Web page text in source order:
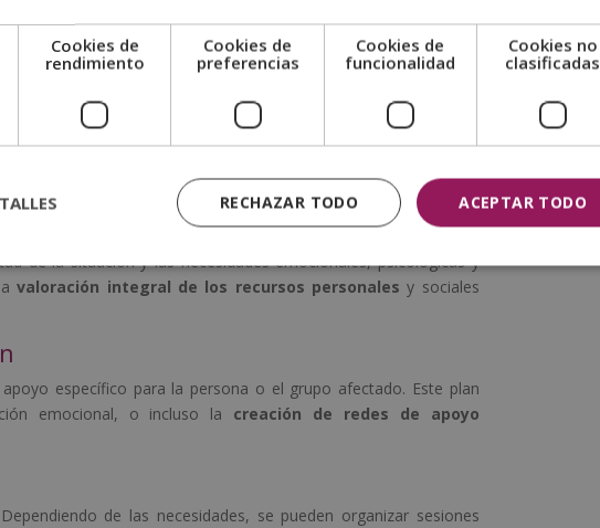
psicosocial?
apoyo directo
a las personas que atraviesan una crisis o
ser individuales, grupales o comunitarias, dependiendo del
pasos en una intervención psicosocial incluyen:
de la situación y las necesidades emocionales, psicológicas y
valoración integral de los recursos personales y sociales
específico para la persona o el grupo afectado. Este plan
emocional, o incluso la creación de redes de apoyo
de las necesidades, se pueden organizar sesiones
Cookies de
rendimiento
Cookies de
preferencias
Cookies de
funcionalidad
Cookies no
clasificadas
ACEPTAR TODO
RECHAZAR TODO